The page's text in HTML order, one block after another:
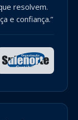
resolvem.
e confiança.”